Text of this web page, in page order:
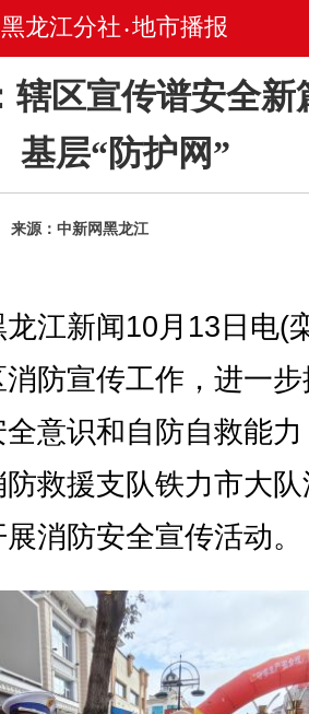
黑龙江分社 • 地市播报
辖区宣传谱安全新
基层“防护网”
来源：中新网黑龙江
新闻10月13日电(
防宣传工作，进一
意识和自防自救能
防救援支队铁力市大
消防安全宣传活动。